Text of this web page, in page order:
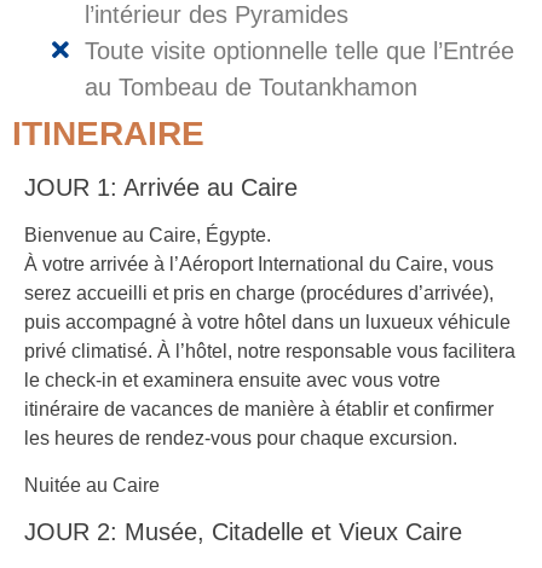
l’intérieur des Pyramides
Toute visite optionnelle telle que l’Entrée
au Tombeau de Toutankhamon
ITINERAIRE
JOUR 1: Arrivée au Caire
Bienvenue au Caire, Égypte.
À votre arrivée à l’Aéroport International du Caire, vous
serez accueilli et pris en charge (procédures d’arrivée),
puis accompagné à votre hôtel dans un luxueux véhicule
privé climatisé. À l’hôtel, notre responsable vous facilitera
le check-in et examinera ensuite avec vous votre
itinéraire de vacances de manière à établir et confirmer
les heures de rendez-vous pour chaque excursion.
Nuitée au Caire
JOUR 2: Musée, Citadelle et Vieux Caire